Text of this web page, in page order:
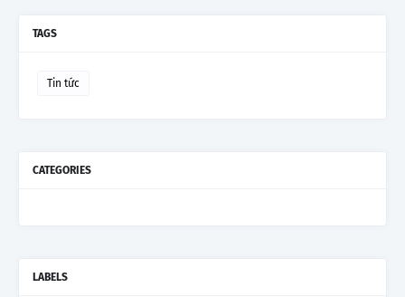
TAGS
Tin tức
CATEGORIES
LABELS